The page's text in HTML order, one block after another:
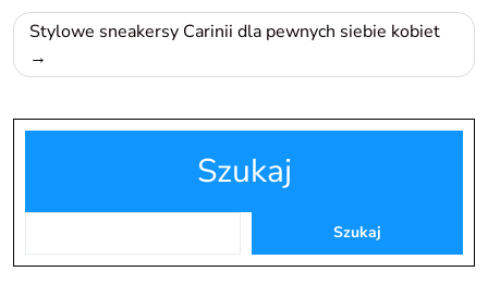
Stylowe sneakersy Carinii dla pewnych siebie kobiet
Szukaj
Szukaj